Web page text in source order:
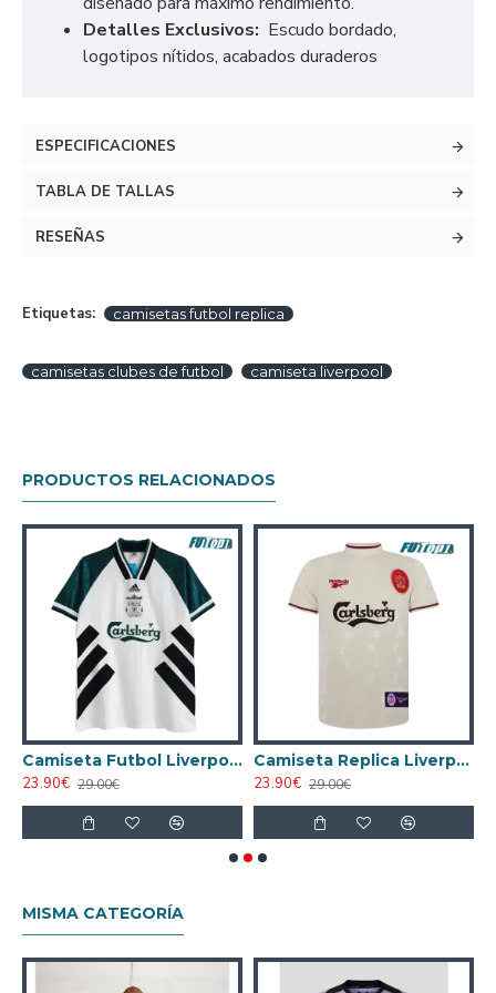
Detalles Exclusivos: Escudo bordado,
logotipos nítidos, acabados duraderos
ESPECIFICACIONES
TABLA DE TALLAS
RESEÑAS
Etiquetas: camisetas futbol replica
camisetas clubes de futbol camiseta liverpool
PRODUCTOS RELACIONADOS
Camiseta Futbol Liverpool Away 1993/95 Vintage
23.90€ 29.00€
Camiseta Replica Liverpool Away Segunda Equipación 1996/97 Antigua
23.90€ 29.00€
MISMA CATEGORÍA